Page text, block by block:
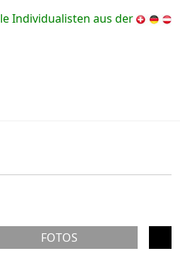
Individualisten aus der
FOTOS